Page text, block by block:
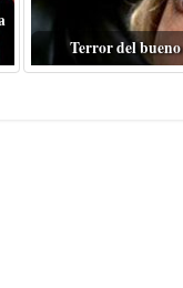
Terror del bueno